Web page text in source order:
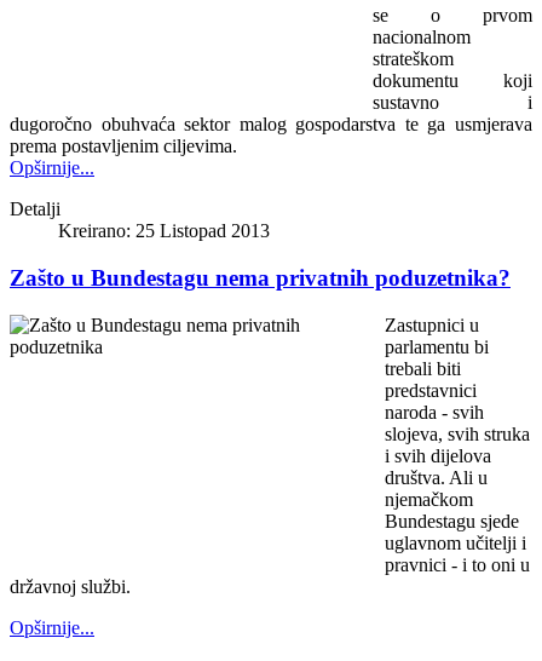
se o prvom
nacionalnom
strateškom
dokumentu koji
sustavno i
dugoročno obuhvaća sektor malog gospodarstva te ga usmjerava
prema postavljenim ciljevima.
Opširnije...
Detalji
Kreirano: 25 Listopad 2013
Zašto u Bundestagu nema privatnih poduzetnika?
Zastupnici u
parlamentu bi
trebali biti
predstavnici
naroda - svih
slojeva, svih struka
i svih dijelova
društva. Ali u
njemačkom
Bundestagu sjede
uglavnom učitelji i
pravnici - i to oni u
državnoj službi.
Opširnije...